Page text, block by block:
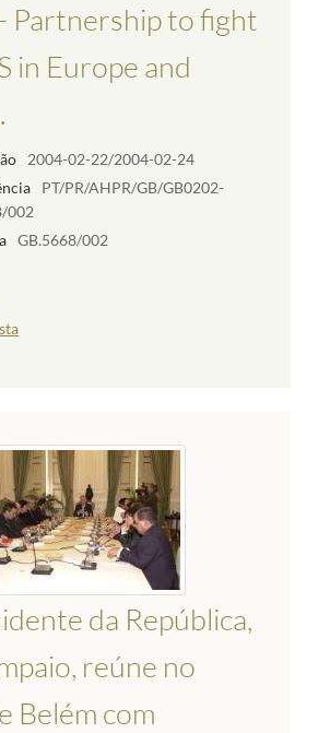
Partnership to fight
in Europe and
2004-02-22/2004-02-24
PT/PR/AHPR/GB/GB0202-
002
GB.5668/002
da República,
reúne no
Belém com